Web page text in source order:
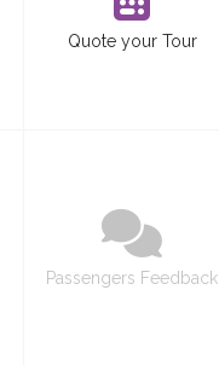
Quote your Tour
Passengers Feedback